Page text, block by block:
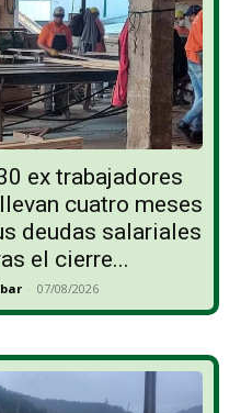
ex trabajadores
cuatro meses
deudas salariales
el cierre...
- 07/08/2026